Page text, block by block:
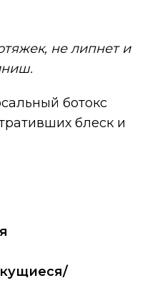
не липнет и
ботокс
блеск и